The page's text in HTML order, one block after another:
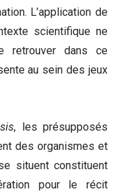
L’application de
scientifique ne
retrouver dans ce
au sein des jeux
, les présupposés
des organismes et
situent constituent
pour le récit